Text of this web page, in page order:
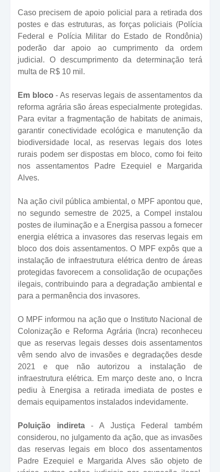
Caso precisem de apoio policial para a retirada dos
postes e das estruturas, as forças policiais (Polícia
Federal e Polícia Militar do Estado de Rondônia)
poderão dar apoio ao cumprimento da ordem
judicial. O descumprimento da determinação terá
multa de R$ 10 mil.
Em bloco - As reservas legais de assentamentos da
reforma agrária são áreas especialmente protegidas.
Para evitar a fragmentação de habitats de animais,
garantir conectividade ecológica e manutenção da
biodiversidade local, as reservas legais dos lotes
rurais podem ser dispostas em bloco, como foi feito
nos assentamentos Padre Ezequiel e Margarida
Alves.
Na ação civil pública ambiental, o MPF apontou que,
no segundo semestre de 2025, a Compel instalou
postes de iluminação e a Energisa passou a fornecer
energia elétrica a invasores das reservas legais em
bloco dos dois assentamentos. O MPF expôs que a
instalação de infraestrutura elétrica dentro de áreas
protegidas favorecem a consolidação de ocupações
ilegais, contribuindo para a degradação ambiental e
para a permanência dos invasores.
O MPF informou na ação que o Instituto Nacional de
Colonização e Reforma Agrária (Incra) reconheceu
que as reservas legais desses dois assentamentos
vêm sendo alvo de invasões e degradações desde
2021 e que não autorizou a instalação de
infraestrutura elétrica. Em março deste ano, o Incra
pediu à Energisa a retirada imediata de postes e
demais equipamentos instalados indevidamente.
Poluição indireta- A Justiça Federal também
considerou, no julgamento da ação, que as invasões
das reservas legais em bloco dos assentamentos
Padre Ezequiel e Margarida Alves são objeto de